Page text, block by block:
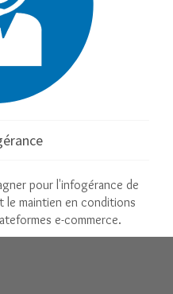
pour l'infogérance de
le maintien en conditions
e-commerce.